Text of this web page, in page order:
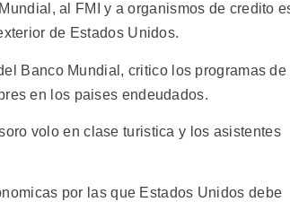
al FMI y a organismos de credito
de Estados Unidos.
Banco Mundial, critico los programas de
en los paises endeudados.
volo en clase turistica y los asistentes
por las que Estados Unidos debe